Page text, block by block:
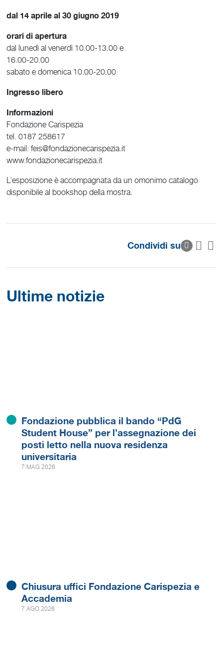
dal 14 aprile al 30 giugno 2019
orari di apertura
dal lunedì al venerdì 10.00-13.00 e
16.00-20.00
sabato e domenica 10.00-20.00
Ingresso libero
Informazioni
Fondazione Carispezia
tel. 0187 258617
e-mail: feis@fondazionecarispezia.it
www.fondazionecarispezia.it
L’esposizione è accompagnata da un omonimo catalogo
disponibile al bookshop della mostra.
Condividi su
Ultime notizie
Fondazione pubblica il bando “PdG
Student House” per l’assegnazione dei
posti letto nella nuova residenza
universitaria
7 MAG 2026
Chiusura uffici Fondazione Carispezia e
Accademia
7 AGO 2026